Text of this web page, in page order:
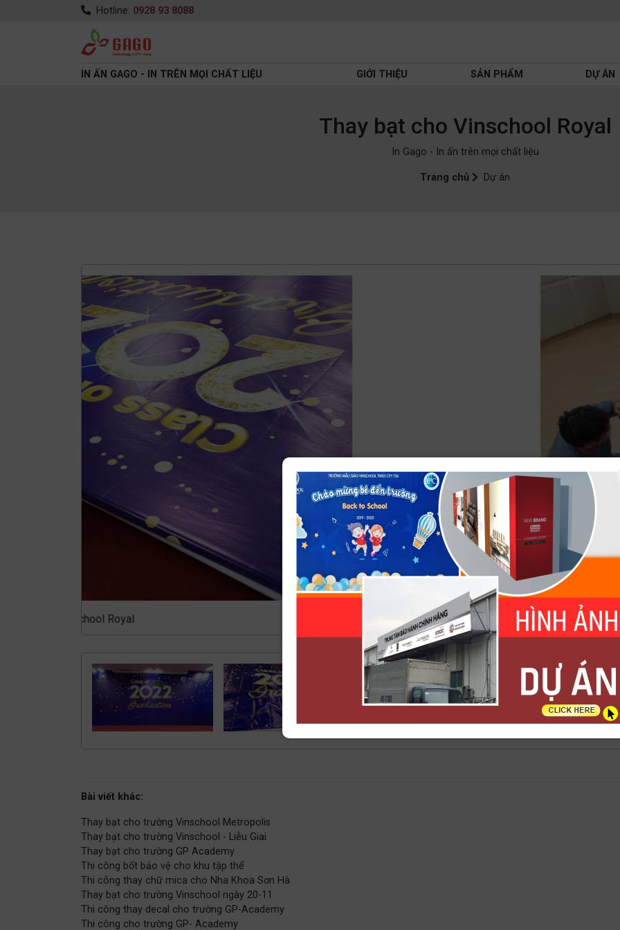
Hotline: 0928 93 8088
IN ẤN GAGO - IN TRÊN MỌI CHẤT LIỆU GIỚI THIỆU SẢN PHẨM DỰ ÁN
Thay bạt cho Vinschool Royal
In Gago - In ấn trên mọi chất liệu
Trang chủ Dự án
Thay bạt cho Vinschool Royal
Bài viết khác:
Thay bạt cho trường Vinschool Metropolis
Thay bạt cho trường Vinschool - Liễu Giai
Thay bạt cho trường GP Academy
Thi công bốt bảo vệ cho khu tập thể
Thi công thay chữ mica cho Nha Khoa Sơn Hà
Thay bạt cho trường Vinschool ngày 20-11
Thi công thay decal cho trường GP-Academy
Thi công cho trường GP- Academy